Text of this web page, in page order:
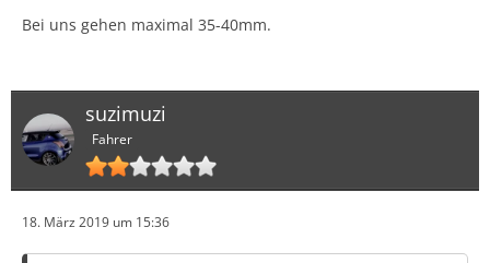
Bei uns gehen maximal 35-40mm.
suzimuzi
Fahrer
18. März 2019 um 15:36